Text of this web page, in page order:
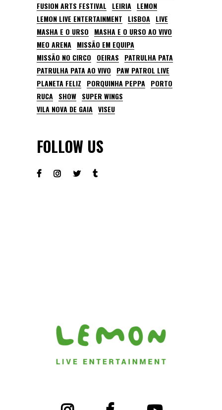
FUSION ARTS FESTIVAL
LEIRIA LEMON
LEMON LIVE ENTERTAINMENT
LISBOA LIVE
MASHA E O URSO
MASHA E O URSO AO VIVO
MEO ARENA MISSÃO EM EQUIPA
MISSÃO NO CIRCO
OEIRAS
PATRULHA PATA
PATRULHA PATA AO VIVO
PAW PATROL LIVE
PLANETA FELIZ
PORQUINHA PEPPA PORTO
RUCA SHOW SUPER WINGS
VILA NOVA DE GAIA VISEU
FOLLOW US